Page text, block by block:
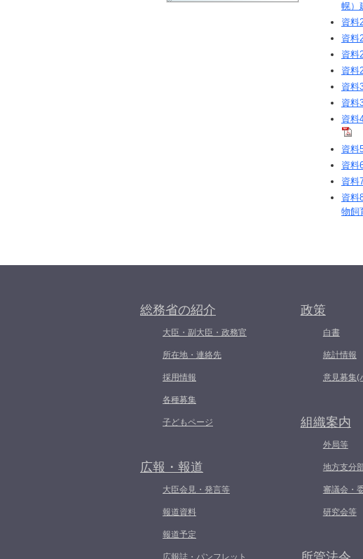
幌）
資料
資料
資料
資料
資料
資料
資料
資料
資料
資料
資料
物飼
総務省の紹介
大臣・副大臣・政務官
所在地・連絡先
採用情報
各種募集
子どもページ
広報・報道
大臣会見・発言等
報道資料
報道予定
広報誌・パンフレット
政策
白書
統計情報
意見募集(
組織案内
外局等
地方支分
審議会・
研究会等